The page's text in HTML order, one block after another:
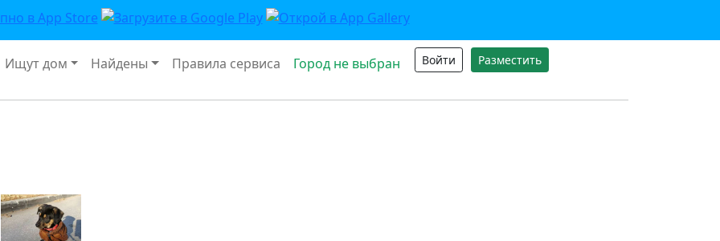
Ищут дом Найдены Правила сервиса Город не выбран Войти Разместить